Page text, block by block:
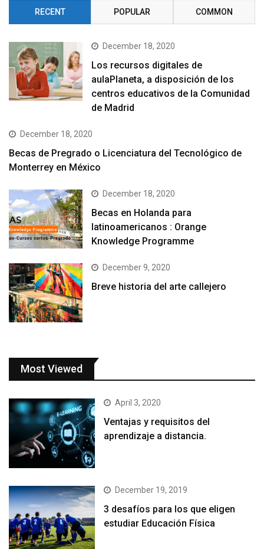
RECENT POPULAR COMMON
December 18, 2020
Los recursos digitales de
aulaPlaneta, a disposición de los
centros educativos de la Comunidad
de Madrid
December 18, 2020
Becas de Pregrado o Licenciatura del Tecnológico de
Monterrey en México
December 18, 2020
Becas en Holanda para
latinoamericanos : Orange
Knowledge Programme
December 9, 2020
Breve historia del arte callejero
Most Viewed
April 3, 2020
Ventajas y requisitos del
aprendizaje a distancia.
December 19, 2019
3 desafíos para los que eligen
estudiar Educación Física